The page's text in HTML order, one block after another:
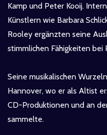
Kamp und Peter Kooij.
Künstlern wie Barbara
Rooley ergänzten seine
stimmlichen Fähigkeiten bei
Seine musikalischen
Hannover, wo er als Altist
CD-Produktionen und an
sammelte.